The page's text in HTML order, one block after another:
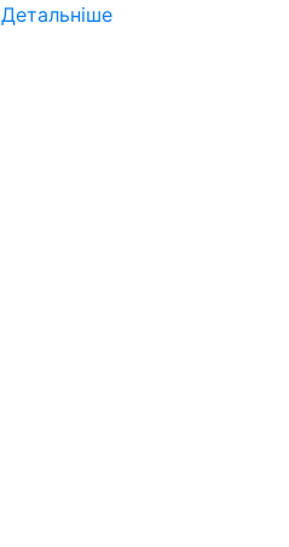
Детальніше